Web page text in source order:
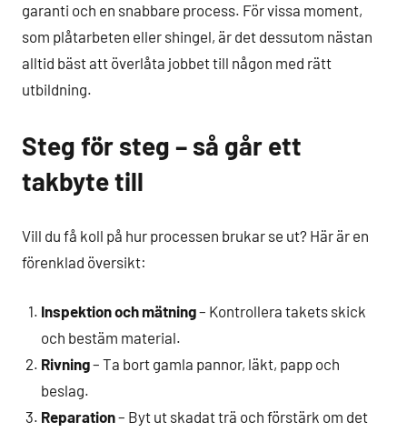
garanti och en snabbare process. För vissa moment,
som plåtarbeten eller shingel, är det dessutom nästan
alltid bäst att överlåta jobbet till någon med rätt
utbildning.
Steg för steg – så går ett
takbyte till
Vill du få koll på hur processen brukar se ut? Här är en
förenklad översikt:
Inspektion och mätning– Kontrollera takets skick
och bestäm material.
Rivning– Ta bort gamla pannor, läkt, papp och
beslag.
Reparation– Byt ut skadat trä och förstärk om det